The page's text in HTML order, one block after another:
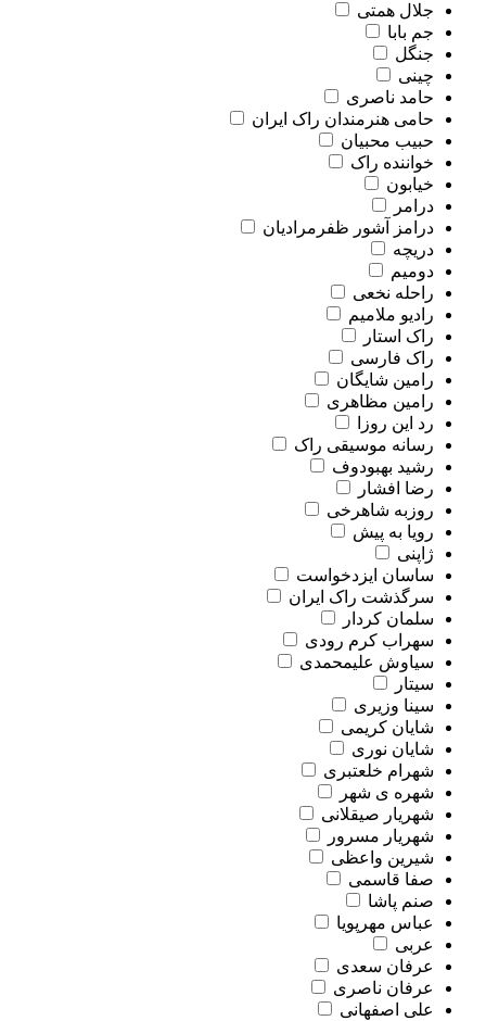
جلال همتی
جم بابا
جنگل
چینی
حامد ناصری
حامی هنرمندان راک ایران
حبیب محبیان
خواننده راک
خیابون
درامر
درامز آشور ظفرمرادیان
دریچه
دومیم
راحله نخعی
رادیو ملامیم
راک استار
راک فارسی
رامین شایگان
رامین مظاهری
رد این روزا
رسانه موسیقی راک
رشید بهبودوف
رضا افشار
روزبه شاهرخی
رویا به پیش
ژاپنی
ساسان ایزدخواست
سرگذشت راک ایران
سلمان کردار
سهراب کرم رودی
سیاوش علیمحمدی
سیتار
سینا وزیری
شایان کریمی
شایان نوری
شهرام خلعتبری
شهره ی شهر
شهریار صیقلانی
شهریار مسرور
شیرین واعظی
صفا قاسمی
صنم پاشا
عباس مهرپویا
عربی
عرفان سعدی
عرفان ناصری
علی اصفهانی